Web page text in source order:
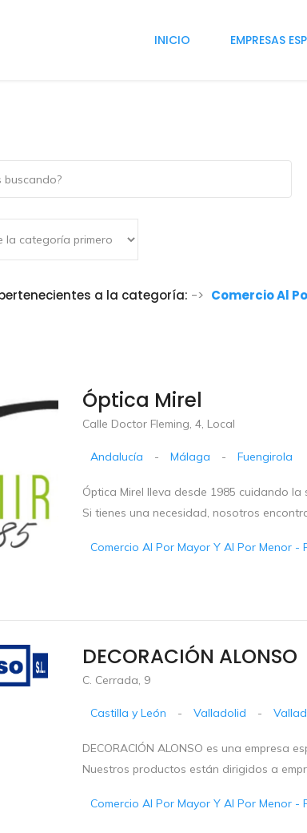
INICIO EMPRESAS
a la categoría: -> Comercio Al
Óptica Mirel
Calle Doctor Fleming, 4, Local
Andalucía - Málaga - Fuengirola
Óptica Mirel lleva desde 1985 cuidando
Si tienes una necesidad, nosotros
Comercio Al Por Mayor Y Al Por Menor -
DECORACIÓN ALONSO
C. Cerrada, 9
Castilla y León - Valladolid -
DECORACIÓN ALONSO es una empresa
Nuestros productos están dirigidos a
Comercio Al Por Mayor Y Al Por Menor -